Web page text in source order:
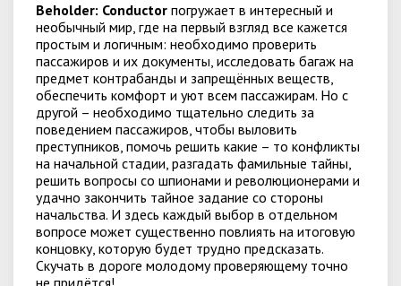
Beholder: Conductor погружает в интересный и
необычный мир, где на первый взгляд все кажется
простым и логичным: необходимо проверить
пассажиров и их документы, исследовать багаж на
предмет контрабанды и запрещённых веществ,
обеспечить комфорт и уют всем пассажирам. Но с
другой – необходимо тщательно следить за
поведением пассажиров, чтобы выловить
преступников, помочь решить какие – то конфликты
на начальной стадии, разгадать фамильные тайны,
решить вопросы со шпионами и революционерами и
удачно закончить тайное задание со стороны
начальства. И здесь каждый выбор в отдельном
вопросе может существенно повлиять на итоговую
концовку, которую будет трудно предсказать.
Скучать в дороге молодому проверяющему точно
не придётся!